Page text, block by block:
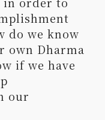
do we know
own Dharma
if we have
our